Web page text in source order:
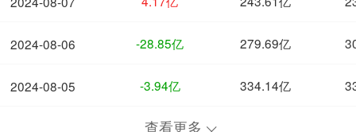
2024-08-06
2024-08-05
-28.85亿 279.69亿
-3.94亿 334.14亿
查看更多